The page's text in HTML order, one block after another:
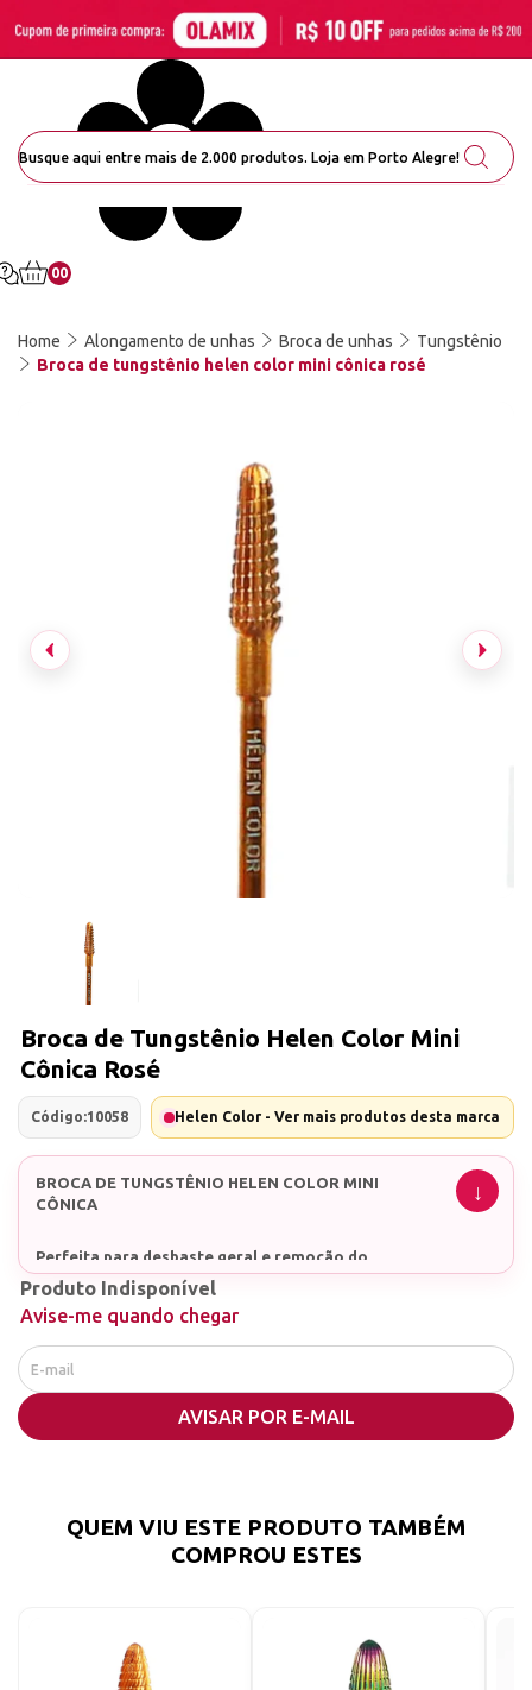
00
Home Alongamento de unhas Broca de unhas
Tungstênio
Broca de tungstênio helen color mini cônica rosé
Broca de Tungstênio Helen Color Mini
Cônica Rosé
Código:10058 Helen Color - Ver mais produtos desta marca
BROCA DE TUNGSTÊNIO HELEN COLOR MINI
CÔNICA
Perfeita para desbaste geral e remoção do
alongamento!
Com topo ativo, não corta a pele e também é
utilizado para desbaste!
Produto Indisponível
Avise-me quando chegar
AVISAR POR E-MAIL
QUEM VIU ESTE PRODUTO TAMBÉM
COMPROU ESTES